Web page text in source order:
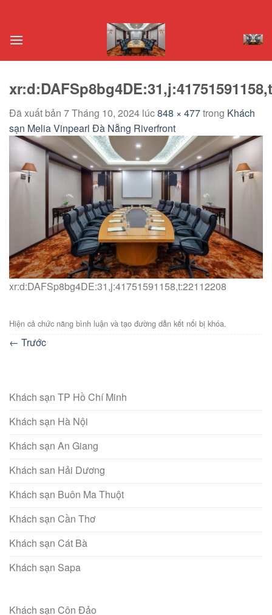
nội
Đã xuất bản 7 Tháng 10, 2024 lúc848 × 477trong Khách
sạn Melia Vinpearl Đà Nẵng Riverfront
xr:d:DAFSp8bg4DE:31,j:41751591158,t:22112208
Hiện cả chức năng bình luận và tạo đường dẫn kết nối bị khóa.
← Trước
Khách sạn TP Hồ Chí Minh
Khách sạn Hà Nội
Khách sạn An Giang
Khách san Hải Dương
Khách sạn Buôn Ma Thuột
Khách sạn Cần Thơ
Khách sạn Cát Bà
Khách sạn Sapa
Khách sạn Côn Đảo